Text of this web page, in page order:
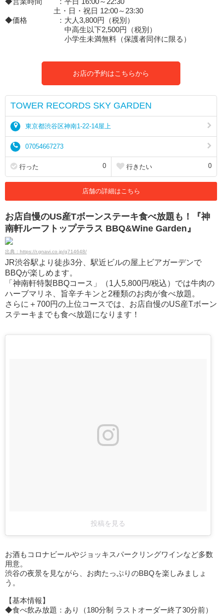
土・日・祝日 12:00～23:30
◆価格 ：大人3,800円（税別）
中高生以下2,500円（税別）
小学生未満無料（保護者同伴に限る）
お店の予約はこちらから
TOWER RECORDS SKY GARDEN
東京都渋谷区神南1-22-14屋上
07054667273
行った 0 行きたい 0
店舗の詳細はこちら
お店自慢のUS産Tボーンステーキ食べ放題も！『神
南軒ルーフトップテラス BBQ&Wine Garden』
出典：https://r.gnavi.co.jp/g714648/
JR渋谷駅より徒歩3分、駅近ビルの屋上ビアガーデンで
BBQが楽しめます。
「神南軒特製BBQコース」（1人5,800円/税込）では牛肉の
ハーブマリネ、旨辛チキンと2種類のお肉が食べ放題。
さらに＋700円の上位コースでは、お店自慢のUS産Tボーン
ステーキまでも食べ放題になります！
投稿を見る
お酒もコロナビールやジョッキスパークリングワインなど多数
用意。
渋谷の夜景を見ながら、お肉たっぷりのBBQを楽しみましょ
う。
【基本情報】
◆食べ飲み放題：あり（180分制 ラストオーダー終了30分前）